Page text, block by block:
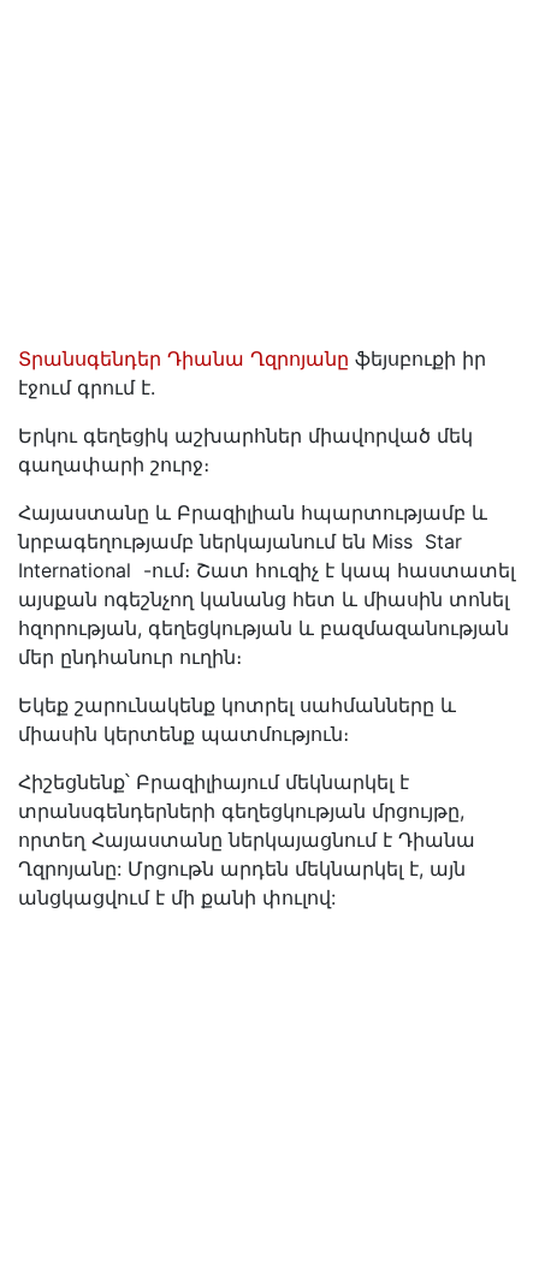
Տրանսգենդեր Դիանա Ղզրոյանը ֆեյսբուքի իր
էջում գրում է.
Երկու գեղեցիկ աշխարհներ միավորված մեկ
գաղափարի շուրջ։
Հայաստանը և Բրազիլիան հպարտությամբ և
նրբագեղությամբ ներկայանում են Miss Star
International -ում։ Շատ հուզիչ է կապ հաստատել
այսքան ոգեշնչող կանանց հետ և միասին տոնել
հզորության, գեղեցկության և բազմազանության
մեր ընդհանուր ուղին։
Եկեք շարունակենք կոտրել սահմանները և
միասին կերտենք պատմություն։
Հիշեցնենք՝ Բրազիլիայում մեկնարկել է
տրանսգենդերների գեղեցկության մրցույթը,
որտեղ Հայաստանը ներկայացնում է Դիանա
Ղզրոյանը: Մրցութն արդեն մեկնարկել է, այն
անցկացվում է մի քանի փուլով: